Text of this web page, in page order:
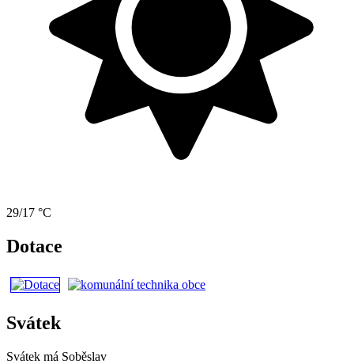
29/17 °C
Dotace
Svátek
Svátek má Soběslav